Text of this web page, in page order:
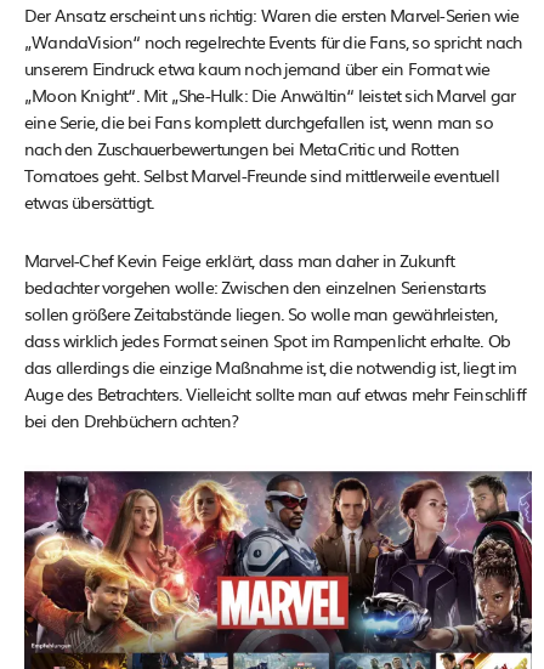
Der Ansatz erscheint uns richtig: Waren die ersten Marvel-Serien wie
„WandaVision“ noch regelrechte Events für die Fans, so spricht nach
unserem Eindruck etwa kaum noch jemand über ein Format wie
„Moon Knight“. Mit „She-Hulk: Die Anwältin“ leistet sich Marvel gar
eine Serie, die bei Fans komplett durchgefallen ist, wenn man so
nach den Zuschauerbewertungen bei MetaCritic und Rotten
Tomatoes geht. Selbst Marvel-Freunde sind mittlerweile eventuell
etwas übersättigt.
Marvel-Chef Kevin Feige erklärt, dass man daher in Zukunft
bedachter vorgehen wolle: Zwischen den einzelnen Serienstarts
sollen größere Zeitabstände liegen. So wolle man gewährleisten,
dass wirklich jedes Format seinen Spot im Rampenlicht erhalte. Ob
das allerdings die einzige Maßnahme ist, die notwendig ist, liegt im
Auge des Betrachters. Vielleicht sollte man auf etwas mehr Feinschliff
bei den Drehbüchern achten?